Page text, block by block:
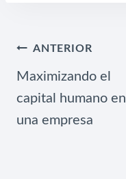
NAVEGACIÓN
ENTRADAS
ANTERIOR
Maximizando el
capital humano en
una empresa